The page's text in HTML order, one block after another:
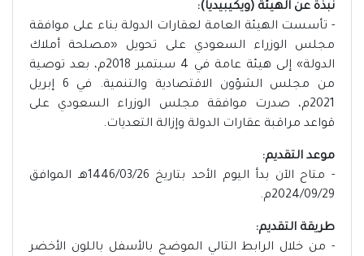
نبذة عن الهيئة (ويكيبيديا):
- تأسست الهيئة العامة لعقارات الدولة بناء على موافقة
مجلس الوزراء السعودي على تحويل «مصلحة أملاك
الدولة» إلى هيئة عامة في 4 سبتمبر 2018م، بعد توصية
من مجلس الشؤون الاقتصادية والتنمية. في 6 إبريل
2021م، صدرت موافقة مجلس الوزراء السعودي على
قواعد مراقبة عقارات الدولة وإزالة التعديات.
موعد التقديم:
- متاح الآن بدأ اليوم الأحد بتاريخ 1446/03/26هـ الموافق
2024/09/29م.
طريقة التقديم:
- من خلال الرابط التالي الموضح بالأسفل باللون الأخضر